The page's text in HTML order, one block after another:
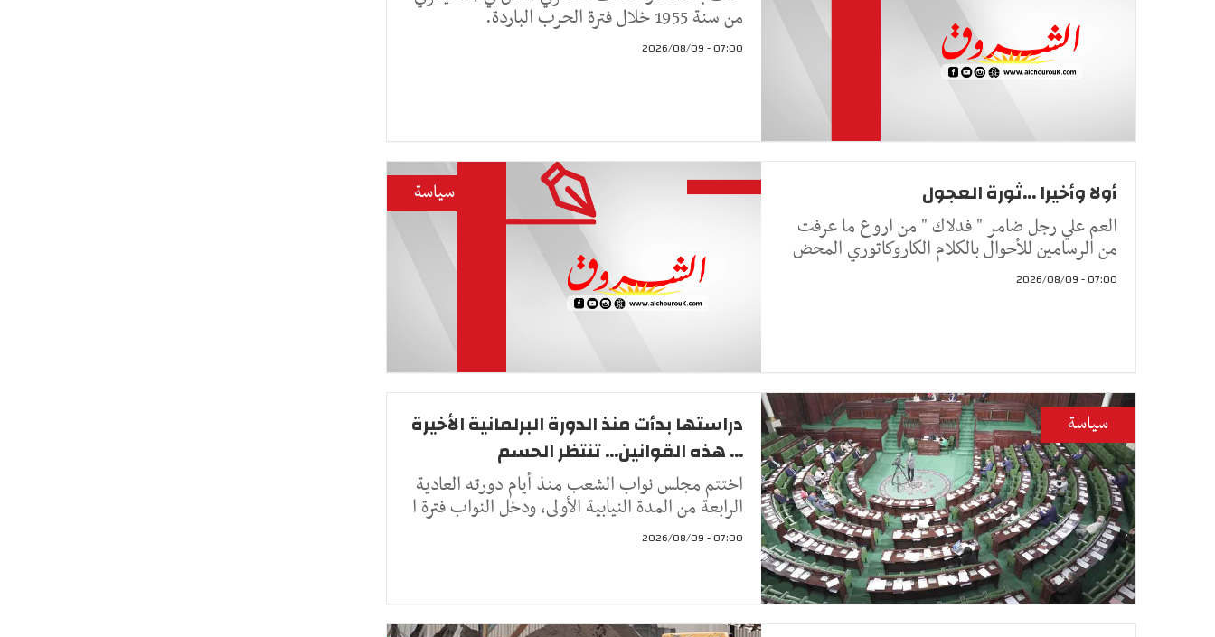
من سنة 1955 خلال فترة الحرب الباردة.
07:00 - 2026/08/09
سياسة أولا وأخيرا ...ثورة العجول
العم علي رجل ضامر " فدلاك " من اروع ما عرفت
من الرسامين للأحوال بالكلام الكاروكاتوري المحض
07:00 - 2026/08/09
سياسة
دراستها بدأت منذ الدورة البرلمانية الأخيرة
... هذه القوانين... تنتظر الحسم
اختتم مجلس نواب الشعب منذ أيام دورته العادية
الرابعة من المدة النيابية الأولى، ودخل النواب فترة ا
07:00 - 2026/08/09